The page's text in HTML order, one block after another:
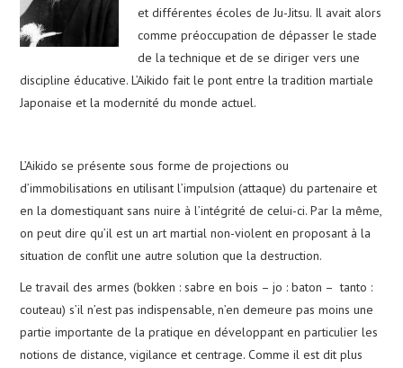
INSCRIPTIONS & TARIFS
LE BUREAU
PHOTOS
NOUS CONTACTER
et différentes écoles de Ju-Jitsu. Il avait alors
comme préoccupation de dépasser le stade
de la technique et de se diriger vers une
discipline éducative. L’Aikido fait le pont entre la tradition martiale
Japonaise et la modernité du monde actuel.
L’Aikido se présente sous forme de projections ou
d’immobilisations en utilisant l’impulsion (attaque) du partenaire et
en la domestiquant sans nuire à l’intégrité de celui-ci. Par la même,
on peut dire qu’il est un art martial non-violent en proposant à la
situation de conflit une autre solution que la destruction.
Le travail des armes (bokken : sabre en bois – jo : baton – tanto :
couteau) s’il n’est pas indispensable, n’en demeure pas moins une
partie importante de la pratique en développant en particulier les
notions de distance, vigilance et centrage. Comme il est dit plus